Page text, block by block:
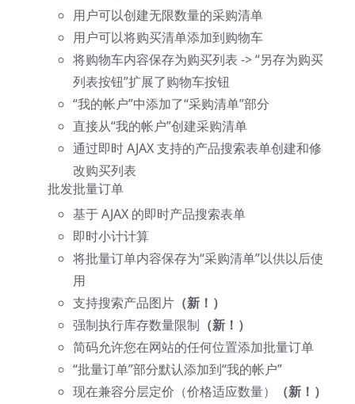
用户可以创建无限数量的采购清单
用户可以将购买清单添加到购物车
将购物车内容保存为购买列表 -> “另存为购买
列表按钮”扩展了购物车按钮
“我的帐户”中添加了“采购清单”部分
直接从“我的帐户”创建采购清单
通过即时 AJAX 支持的产品搜索表单创建和修
改购买列表
批发批量订单
基于 AJAX 的即时产品搜索表单
即时小计计算
将批量订单内容保存为“采购清单”以供以后使
用
支持搜索产品图片 （新！）
强制执行库存数量限制 （新！）
简码允许您在网站的任何位置添加批量订单
“批量订单”部分默认添加到“我的帐户”
现在兼容分层定价（价格适应数量）
（新！）